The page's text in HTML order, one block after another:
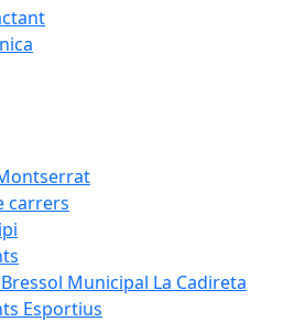
carrers
Municipal La Cadireta
Esportius